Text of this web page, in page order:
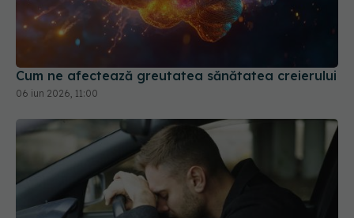
Cum ne afectează greutatea sănătatea creierului
06 iun 2026, 11:00